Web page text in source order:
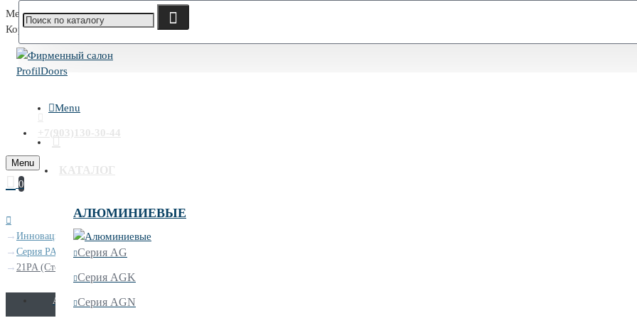
Меню
Корзина
Menu
КАТАЛОГ
АЛЮМИНИЕВЫЕ
Серия AG
Серия AGK
Серия AGN
+7(903)130-30-44
Menu
0
Инновационное эмалевое покрытие
Серия PA
21PA (Cтекло: lacobel серебряный лак, Цвет профиля: серебро, Цвет: крем вайт)
AGN AGK